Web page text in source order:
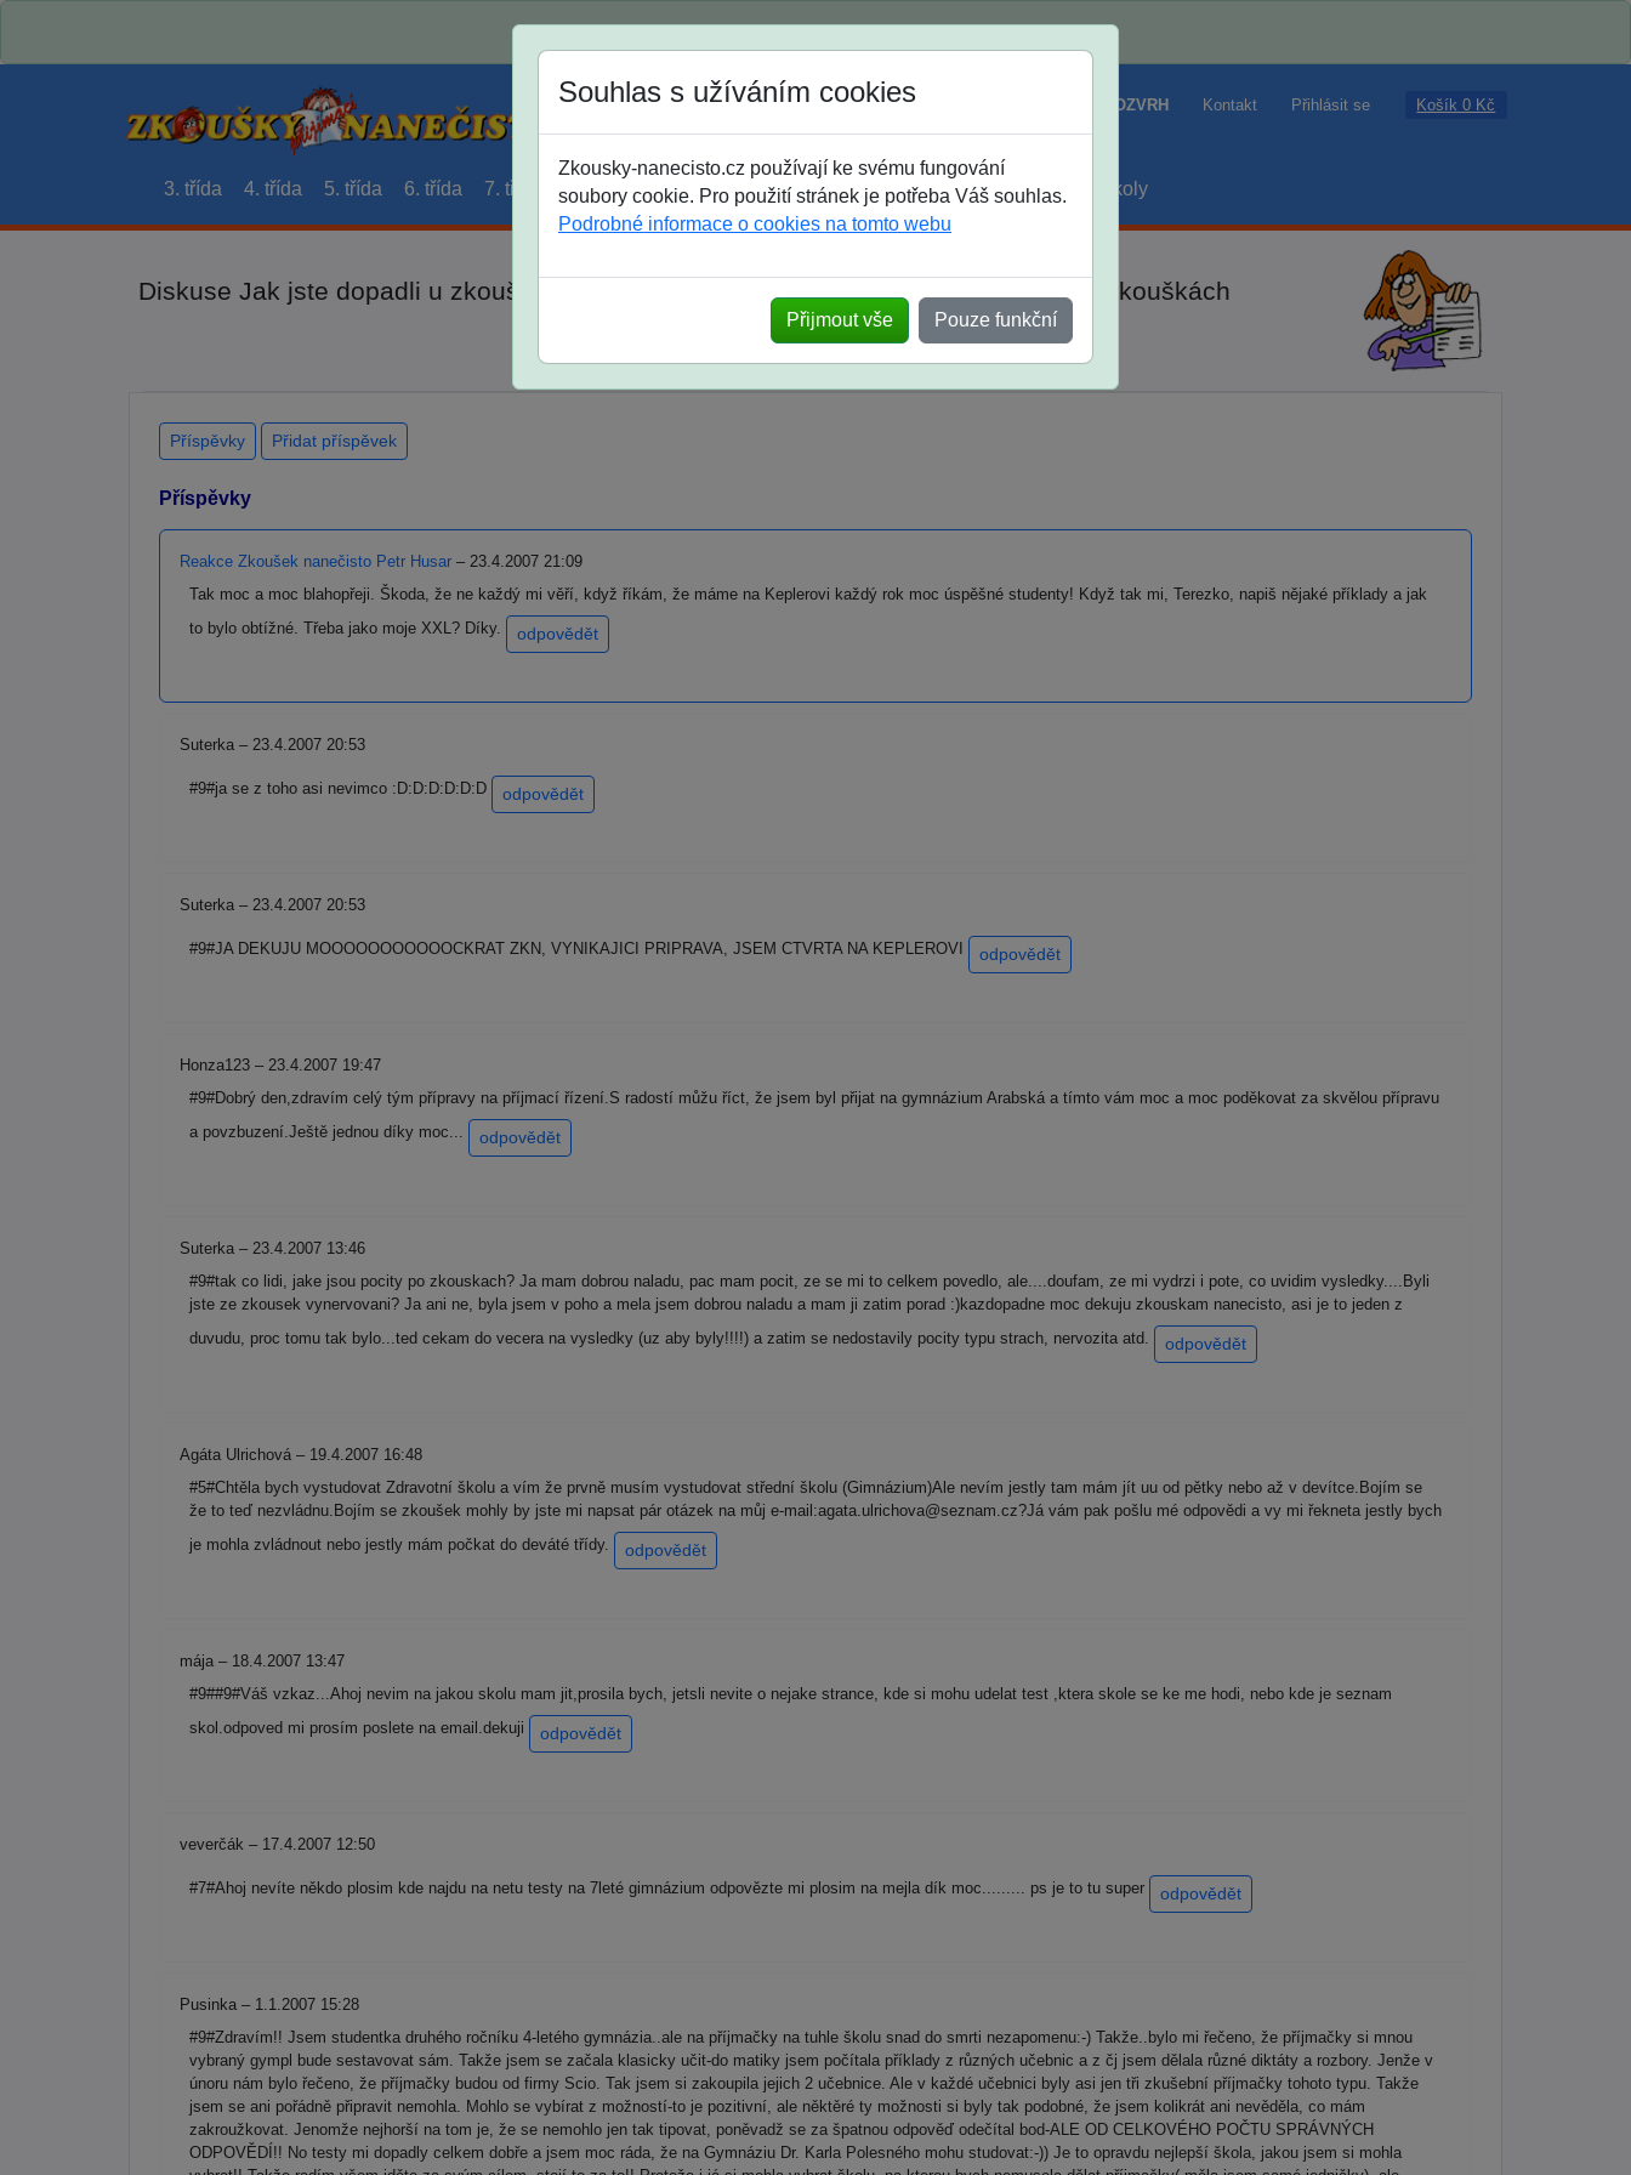
Jak si vybrat ROZVRH Kontakt Přihlásit se Košík 0 Kč
3. třída 4. třída 5. třída 6. třída 7. třída 8. třída 9. třída střední maturanti soutěže prázdniny školy
Diskuse Jak jste dopadli u zkoušek na SŠ? Vaše ohlasy po skutečných přijímacích zkouškách
Souhlas s užíváním cookies
Zkousky-nanecisto.cz používají ke svému fungování
soubory cookie. Pro použití stránek je potřeba Váš souhlas.
Podrobné informace o cookies na tomto webu
Přijmout vše Pouze funkční
Příspěvky Přidat příspěvek
Příspěvky
Reakce Zkoušek nanečisto Petr Husar – 23.4.2007 21:09
Tak moc a moc blahopřeji. Škoda, že ne každý mi věří, když říkám, že máme na Keplerovi každý rok moc úspěšné studenty! Když tak mi, Terezko, napiš nějaké příklady a jak
to bylo obtížné. Třeba jako moje XXL? Díky.
odpovědět
Suterka – 23.4.2007 20:53
#9#ja se z toho asi nevimco :D:D:D:D:D:D odpovědět
Suterka – 23.4.2007 20:53
#9#JA DEKUJU MOOOOOOOOOOOCKRAT ZKN, VYNIKAJICI PRIPRAVA, JSEM CTVRTA NA KEPLEROVI odpovědět
Honza123 – 23.4.2007 19:47
#9#Dobrý den,zdravím celý tým přípravy na příjmací řízení.S radostí můžu říct, že jsem byl přijat na gymnázium Arabská a tímto vám moc a moc poděkovat za skvělou přípravu
a povzbuzení.Ještě jednou díky moc...
odpovědět
Suterka – 23.4.2007 13:46
#9#tak co lidi, jake jsou pocity po zkouskach? Ja mam dobrou naladu, pac mam pocit, ze se mi to celkem povedlo, ale....doufam, ze mi vydrzi i pote, co uvidim vysledky....Byli
jste ze zkousek vynervovani? Ja ani ne, byla jsem v poho a mela jsem dobrou naladu a mam ji zatim porad :)kazdopadne moc dekuju zkouskam nanecisto, asi je to jeden z
duvudu, proc tomu tak bylo...ted cekam do vecera na vysledky (uz aby byly!!!!) a zatim se nedostavily pocity typu strach, nervozita atd.
odpovědět
Agáta Ulrichová – 19.4.2007 16:48
#5#Chtěla bych vystudovat Zdravotní školu a vím že prvně musím vystudovat střední školu (Gimnázium)Ale nevím jestly tam mám jít uu od pětky nebo až v devítce.Bojím se
že to teď nezvládnu.Bojím se zkoušek mohly by jste mi napsat pár otázek na můj e-mail:agata.ulrichova@seznam.cz?Já vám pak pošlu mé odpovědi a vy mi řekneta jestly bych
je mohla zvládnout nebo jestly mám počkat do deváté třídy.
odpovědět
mája – 18.4.2007 13:47
#9##9#Váš vzkaz...Ahoj nevim na jakou skolu mam jit,prosila bych, jetsli nevite o nejake strance, kde si mohu udelat test ,ktera skole se ke me hodi, nebo kde je seznam
skol.odpoved mi prosím poslete na email.dekuji
odpovědět
veverčák – 17.4.2007 12:50
#7#Ahoj nevíte někdo plosim kde najdu na netu testy na 7leté gimnázium odpovězte mi plosim na mejla dík moc......... ps je to tu super odpovědět
Pusinka – 1.1.2007 15:28
#9#Zdravím!! Jsem studentka druhého ročníku 4-letého gymnázia..ale na příjmačky na tuhle školu snad do smrti nezapomenu:-) Takže..bylo mi řečeno, že příjmačky si mnou
vybraný gympl bude sestavovat sám. Takže jsem se začala klasicky učit-do matiky jsem počítala příklady z různých učebnic a z čj jsem dělala různé diktáty a rozbory. Jenže v
únoru nám bylo řečeno, že příjmačky budou od firmy Scio. Tak jsem si zakoupila jejich 2 učebnice. Ale v každé učebnici byly asi jen tři zkušební příjmačky tohoto typu. Takže
jsem se ani pořádně připravit nemohla. Mohlo se vybírat z možností-to je pozitivní, ale něktěré ty možnosti si byly tak podobné, že jsem kolikrát ani nevěděla, co mám
zakroužkovat. Jenomže nejhorší na tom je, že se nemohlo jen tak tipovat, poněvadž se za špatnou odpověď odečítal bod-ALE OD CELKOVÉHO POČTU SPRÁVNÝCH
ODPOVĚDÍ!! No testy mi dopadly celkem dobře a jsem moc ráda, že na Gymnáziu Dr. Karla Polesného mohu studovat:-)) Je to opravdu nejlepší škola, jakou jsem si mohla